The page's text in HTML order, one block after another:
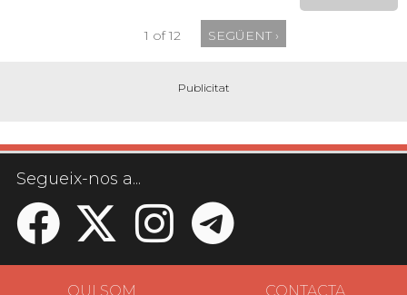
1 of 12 SEGÜENT ›
Segueix-nos a...
QUI SOM CONTACTA